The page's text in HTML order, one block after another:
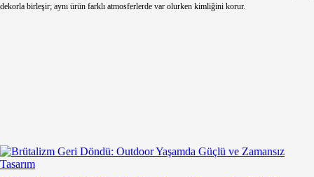
dekorla birleşir; aynı ürün farklı atmosferlerde var olurken kimliğini korur.